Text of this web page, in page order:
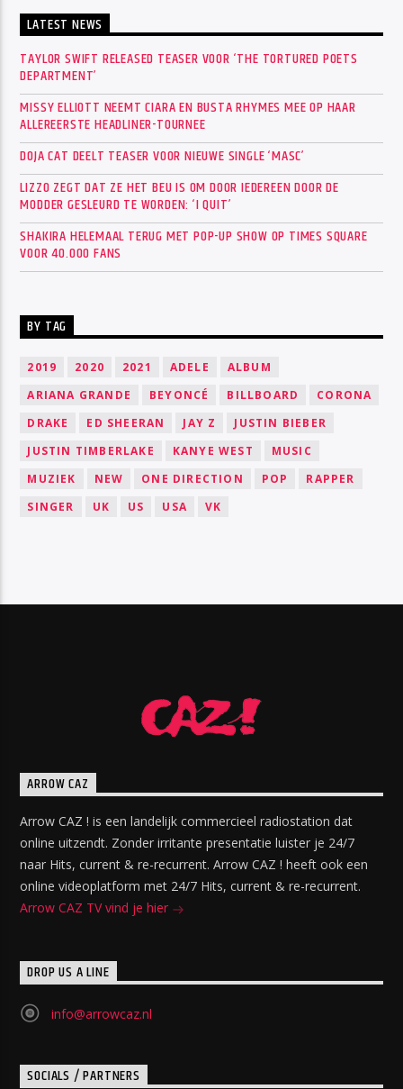
LATEST NEWS
TAYLOR SWIFT RELEASED TEASER VOOR ‘THE TORTURED POETS
DEPARTMENT’
MISSY ELLIOTT NEEMT CIARA EN BUSTA RHYMES MEE OP HAAR
ALLEREERSTE HEADLINER-TOURNEE
DOJA CAT DEELT TEASER VOOR NIEUWE SINGLE ‘MASC’
LIZZO ZEGT DAT ZE HET BEU IS OM DOOR IEDEREEN DOOR DE
MODDER GESLEURD TE WORDEN: ‘I QUIT’
SHAKIRA HELEMAAL TERUG MET POP-UP SHOW OP TIMES SQUARE
VOOR 40.000 FANS
BY TAG
2019 2020 2021 ADELE
ALBUM
ARIANA GRANDE
BEYONCÉ BILLBOARD
CORONA
DRAKE
ED SHEERAN JAY Z
JUSTIN BIEBER
JUSTIN TIMBERLAKE
KANYE WEST
MUSIC
MUZIEK
NEW ONE DIRECTION POP
RAPPER
SINGER
UK US USA VK
ARROW CAZ
Arrow CAZ ! is een landelijk commercieel radiostation dat
online uitzendt. Zonder irritante presentatie luister je 24/7
naar Hits, current & re-recurrent. Arrow CAZ ! heeft ook een
online videoplatform met 24/7 Hits, current & re-recurrent.
Arrow CAZ TV vind je hier
DROP US A LINE
info@arrowcaz.nl
SOCIALS / PARTNERS